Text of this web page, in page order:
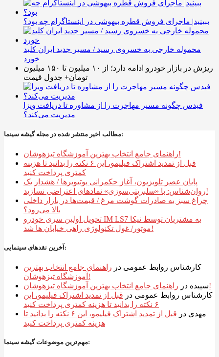
ببینید| ماجرای فروش قطره بیهوشی در اینستاگرام چه بود؟
محموله خارجی به خسروی رسید / مسیر جدید ایران کلید
خورد
ریزش در بازار خودرو ادامه دارد؛ از ۱۰ میلیون تا ۱۵۰ میلیون
تومان+ جدول قیمت
فیدس چگونه مسیر مهاجرت را از مشاوره تا دریافت ویزا
مدیریت می‌کند؟
مطالب اخیر منتشر شده در مجله گیشه سینما:
راهنمای جامع انتخاب بهترین آموزشگاه تیزهوشان!
قبل از تمدید اشتراک فیلیمو، این ۶ نکته را بدانید تا هزینه
کمتری پرداخت کنید
پایان عصر تلویزیون، آغاز حکمرانی یوتیوبرها / هشدار یک
روان‌شناس: با «سلبریتی‌سوزی» نمادهای اعتراضی نسازید!
چراغ سبز به صادرات گوشت مرغ / قیمت‌ها در بازار داخلی
بالا می‌رود؟
تحویل اولین سری خودرو IM LS7 به مشتریان توسط نیکا
موتور/ غول تکنولوژی راهی خیابان ها شد!
آخرین نقدهای سینمایی:
کارشناس روابط عمومی در راهنمای جامع انتخاب بهترین
آموزشگاه تیزهوشان!
سپیده در
راهنمای جامع انتخاب بهترین آموزشگاه تیزهوشان!
کارشناس روابط عمومی در قبل از تمدید اشتراک فیلیمو، این
۶ نکته را بدانید تا هزینه کمتری پرداخت کنید
مهدی در
قبل از تمدید اشتراک فیلیمو، این ۶ نکته را بدانید تا
هزینه کمتری پرداخت کنید
مهم‌ترین موضوعات گیشه سینما: